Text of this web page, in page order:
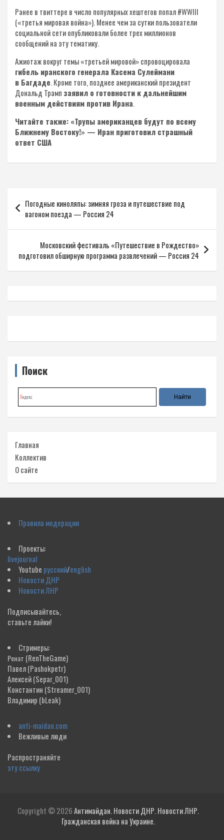
Ранее в твиттере в число популярных хештегов попал #WWIII
(«третья мировая война»). Менее чем за сутки пользователи
социальной сети опубликовали более трех миллионов
сообщений на эту тематику.
Ажиотаж вокруг темы «третьей мировой» спровоцировала
гибель иранского генерала Касема Сулеймани
в Багдаде. Кроме того, позднее американский президент
Дональд Трамп заявил о готовности к дальнейшим
военным действиям против Ирана.
Читайте также: «Трупы американцев будут по всему
Ближнему Востоку!» — Иран приготовил страшный
ответ США
по
записям
Погодные киноляпы: зимняя гроза и путешествие под
вагоном поезда — Россия 24
Московский фестиваль «Путешествие в Рождество»
подготовил обширную программа развлечений — Россия 24
Поиск
Главная
Коллектив
О сайте
Правила модерации
Проекты:
livejournal
Youtube русский/english
Новости ДНР
Новости ЛНР
Подписывайтесь,
ставьте лайки!
Стримеры:
Ренат (RenTheGame)
Павел(Pashokpetr)
Алексей(Separ_001)
Константин (Streamer_001)
Владимир (bLeak)
anti-maidan.com
Вежливые люди
Распространяйте
эту ссылку
Copyright © 2026Антимайдан. Новости ДНР. Новости ЛНР.
Гражданская война на Украине.